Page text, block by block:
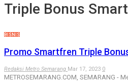
Triple Bonus
BISNIS
Promo Smartfren Triple
Redaksi Metro Semarang Mar 17, 2023 0
METROSEMARANG.COM, SEMARANG -